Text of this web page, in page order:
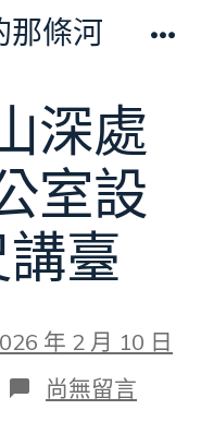
那條河
深處
室設
臺
年 2 月 10 日
在
〈留
尚無留言